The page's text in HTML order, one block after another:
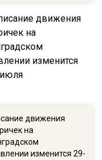
движения
на
изменится 29-